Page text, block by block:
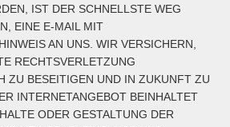
IST DER SCHNELLSTE WEG D
EINE E-MAIL MIT E
AN UNS. WIR VERSICHERN, J
RECHTSVERLETZUNG S
BESEITIGEN UND IN ZUKUNFT ZU U
INTERNETANGEBOT BEINHALTET H
ODER GESTALTUNG DER W